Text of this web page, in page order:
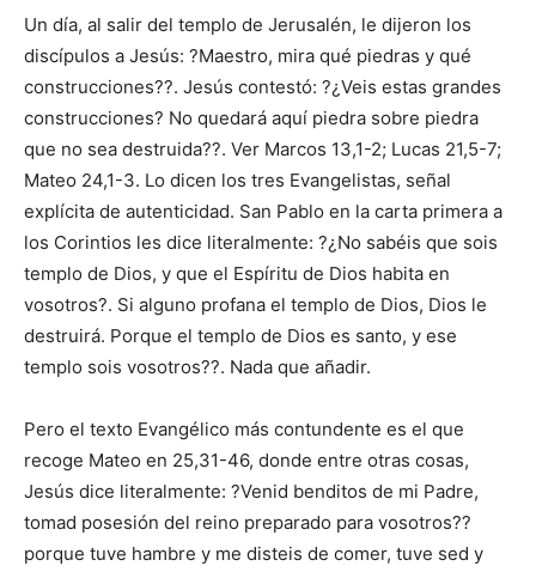
Un día, al salir del templo de Jerusalén, le dijeron los
discípulos a Jesús: ?Maestro, mira qué piedras y qué
construcciones??. Jesús contestó: ?¿Veis estas grandes
construcciones? No quedará aquí piedra sobre piedra
que no sea destruida??. Ver Marcos 13,1-2; Lucas 21,5-7;
Mateo 24,1-3. Lo dicen los tres Evangelistas, señal
explícita de autenticidad. San Pablo en la carta primera a
los Corintios les dice literalmente: ?¿No sabéis que sois
templo de Dios, y que el Espíritu de Dios habita en
vosotros?. Si alguno profana el templo de Dios, Dios le
destruirá. Porque el templo de Dios es santo, y ese
templo sois vosotros??. Nada que añadir.
Pero el texto Evangélico más contundente es el que
recoge Mateo en 25,31-46, donde entre otras cosas,
Jesús dice literalmente: ?Venid benditos de mi Padre,
tomad posesión del reino preparado para vosotros??
porque tuve hambre y me disteis de comer, tuve sed y